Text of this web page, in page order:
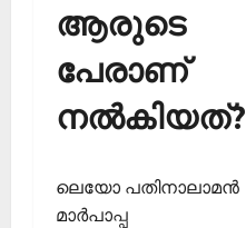
ആരുടെ
പേരാണ്
നല്‍കിയത്?
ലെയോ പതിനാലാമന്‍
മാര്‍പാപ്പ